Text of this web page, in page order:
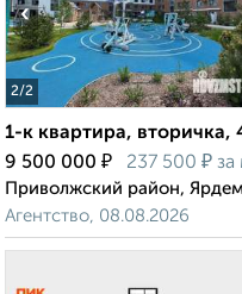
2/2
‹
1-к квартира, вторичка,
9 500 000 ₽ 237 500 ₽ за
Приволжский район,
Агентство, 08.08.2026